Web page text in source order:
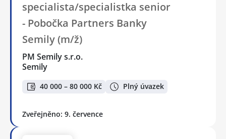
specialista/specialistka senior
- Pobočka Partners Banky
Semily (m/ž)
PM Semily s.r.o.
Semily
40 000 – 80 000 Kč Plný úvazek
Zveřejněno: 9. července